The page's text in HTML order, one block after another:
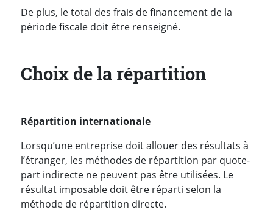
De plus, le total des frais de financement de la
période fiscale doit être renseigné.
Choix de la répartition
Répartition internationale
Lorsqu’une entreprise doit allouer des résultats à
l’étranger, les méthodes de répartition par quote-
part indirecte ne peuvent pas être utilisées. Le
résultat imposable doit être réparti selon la
méthode de répartition directe.